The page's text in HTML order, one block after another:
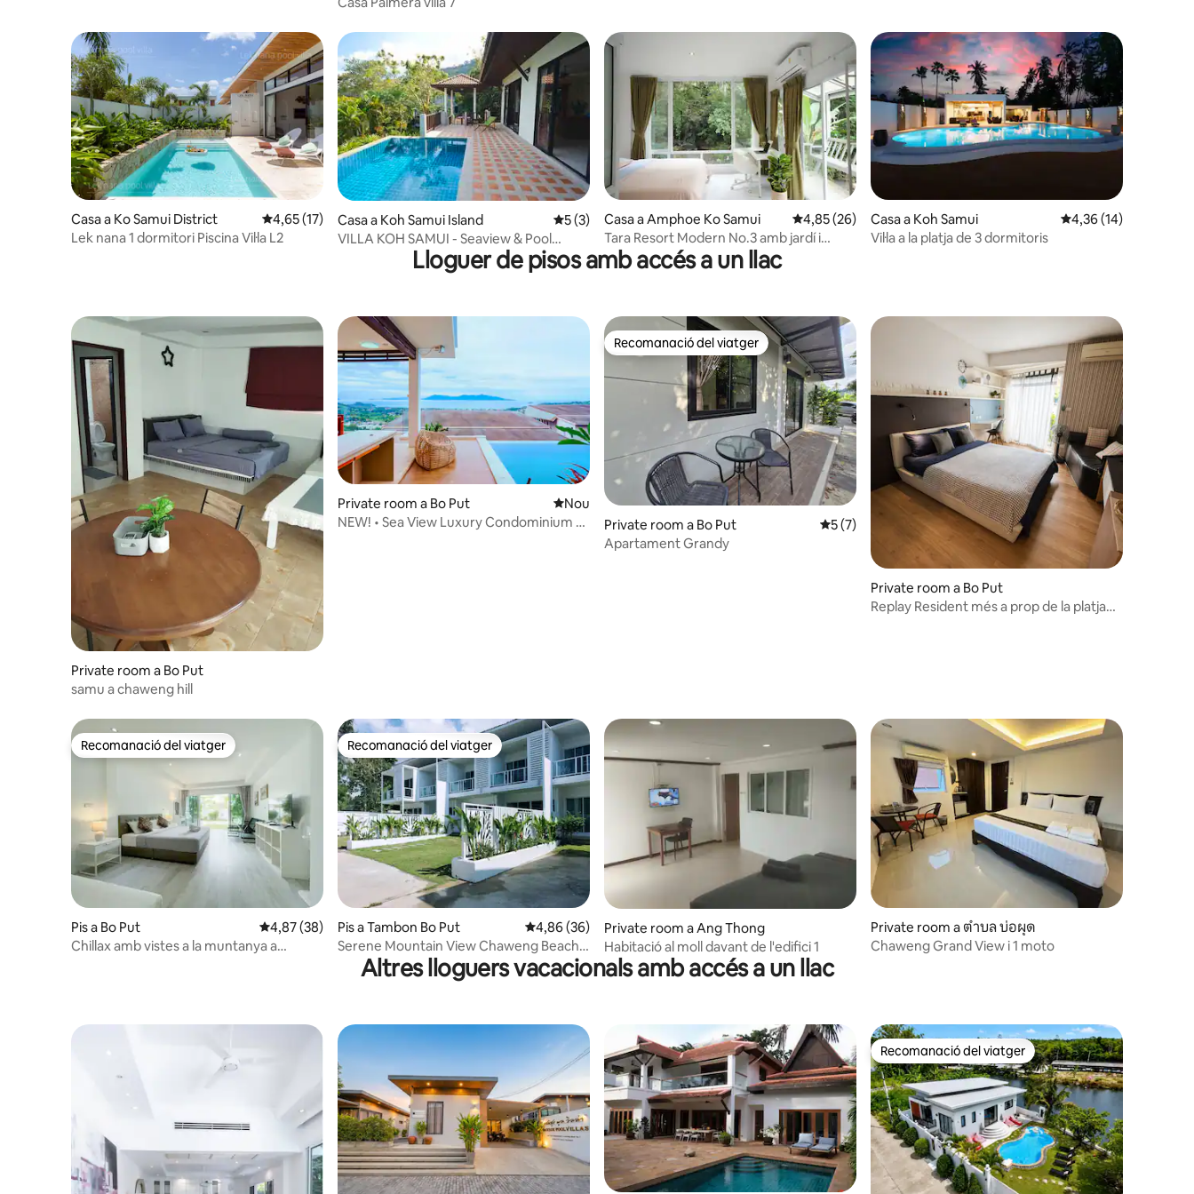
Casa a Ko Samui District 4,65 de puntuació mitjana d'un total de 5; 17 avaluacions
4,65 (17)
Lek nana 1 dormitori Piscina Vil·la L2
Casa a Koh Samui Island 5 de puntuació mitjana d'un total de 5; 3 avaluacions
5 (3)
VILLA KOH SAMUI - Seaview & Pool
Casa a Amphoe Ko Samui 4,85 de puntuació mitjana d'un total de 5; 26 avaluacions
4,85 (26)
Tara Resort Modern No.3 amb jardí i
vistes al riu
Casa a Koh Samui 4,36 de puntuació
4,36 (14)
Vil·la a la platja de 3 dormitoris
Lloguer de pisos amb accés a un llac
Private room a Bo Put
samu a chaweng hill
Private room a Bo Put Allotjament nou
Nou
NEW! • Sea View Luxury Condominium •
Recomanació del viatger
Recomanació del viatger
Private room a Bo Put 5 de puntuació mitjana d'un total de 5; 7 avaluacions
5 (7)
Apartament Grandy
Private room a Bo Put
Replay Resident més a prop de la platja
Recomanació del viatger
Recomanació del viatger
Pis a Bo Put 4,87 de puntuació mitjana d'un total de 5; 38 avaluacions
4,87 (38)
Chillax amb vistes a la muntanya a
Recomanació del viatger
Recomanació del viatger
Pis a Tambon Bo Put 4,86 de puntuació mitjana d'un total de 5; 36 avaluacions
4,86 (36)
Serene Mountain View Chaweng Beach
(Rm.6)
Private room a Ang Thong
Habitació al moll davant de l'edifici 1
Private room a ตำบล บ่อผุด
Chaweng Grand View i 1 moto
Altres lloguers vacacionals amb accés a un llac
Recomanació del viatger
Recomanació del viatger